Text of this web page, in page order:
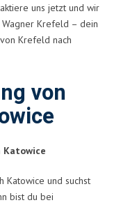
uns jetzt und wir
Krefeld – dein
Krefeld nach
von
Katowice
Katowice und suchst
bist du bei